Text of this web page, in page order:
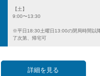
【土】
9:00〜13:30
※平日18:30土曜日13:00の閉局時間以
了次第、帰宅可
詳細を見る